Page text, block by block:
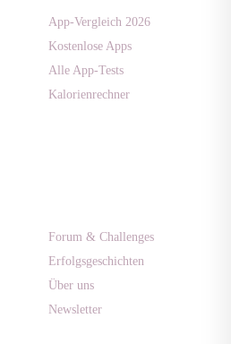
App-Vergleich 2026
Kostenlose Apps
Alle App-Tests
Kalorienrechner
Forum & Challenges
Erfolgsgeschichten
Über uns
Newsletter